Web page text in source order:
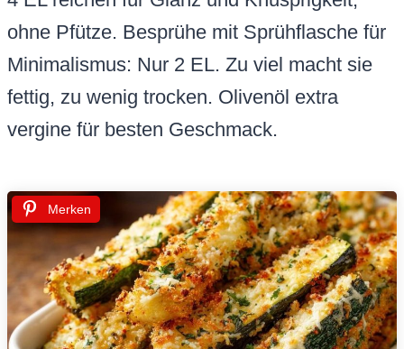
ohne Pfütze. Besprühe mit Sprühflasche für
Minimalismus: Nur 2 EL. Zu viel macht sie
fettig, zu wenig trocken. Olivenöl extra
vergine für besten Geschmack.
Merken